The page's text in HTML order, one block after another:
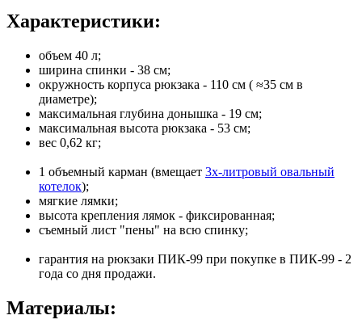
Характеристики:
объем 40 л;
ширина спинки - 38 см;
окружность корпуса рюкзака - 110 см ( ≈35 см в
диаметре);
максимальная глубина донышка - 19 см;
максимальная высота рюкзака - 53 см;
вес 0,62 кг;
1 объемный карман (вмещает 3х-литровый овальный
котелок);
мягкие лямки;
высота крепления лямок - фиксированная;
съемный лист "пены" на всю спинку;
гарантия на рюкзаки ПИК-99 при покупке в ПИК-99 - 2
года со дня продажи.
Материалы: